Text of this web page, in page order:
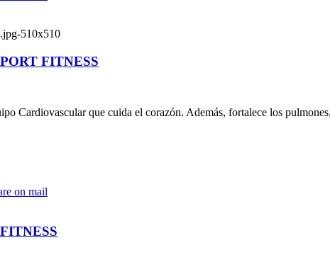
FITNESS
Cardiovascular que cuida el corazón. Además, fortalece los
on mail